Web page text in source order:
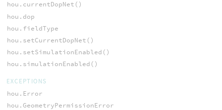
hou.currentDopNet()
hou.dop
hou.fieldType
hou.setCurrentDopNet()
hou.setSimulationEnabled()
hou.simulationEnabled()
EXCEPTIONS
hou.Error
hou.GeometryPermissionError